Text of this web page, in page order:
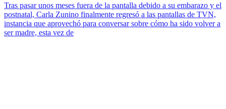
Tras pasar unos meses fuera de la pantalla debido a su embarazo y el
postnatal, Carla Zunino finalmente regresó a las pantallas de TVN,
instancia que aprovechó para conversar sobre cómo ha sido volver a
ser madre, esta vez de